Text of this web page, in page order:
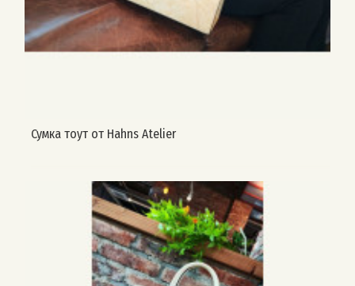
Сумка тоут от Hahns Atelier